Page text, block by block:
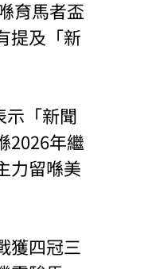
育馬者盃
提及「新
「新聞
2026年繼
力留喺美
獲四冠三